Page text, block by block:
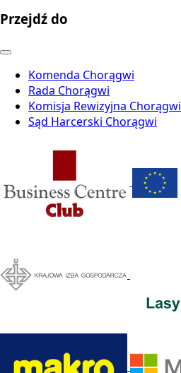
Przejdź do
Komenda Chorągwi
Rada Chorągwi
Komisja Rewizyjna Chorągwi
Sąd Harcerski Chorągwi